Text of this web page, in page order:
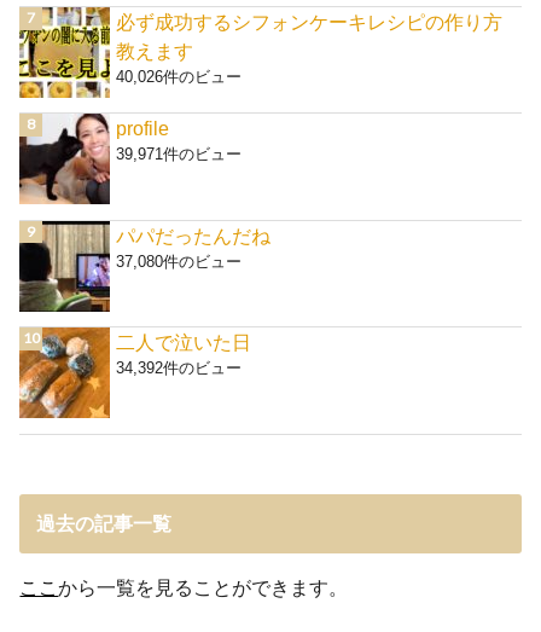
必ず成功するシフォンケーキレシピの作り方
教えます
40,026件のビュー
profile
39,971件のビュー
パパだったんだね
37,080件のビュー
二人で泣いた日
34,392件のビュー
過去の記事一覧
ここから一覧を見ることができます。